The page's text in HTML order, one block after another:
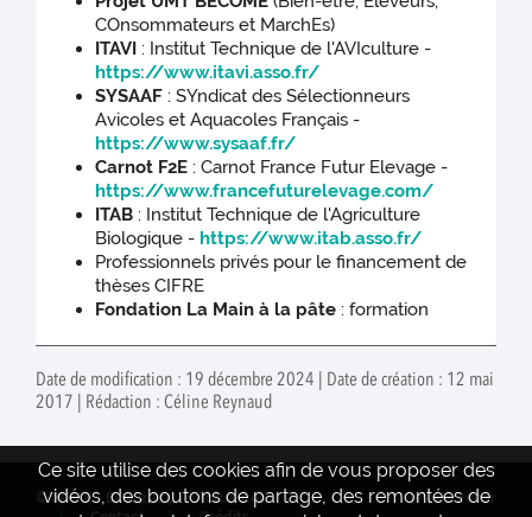
COnsommateurs et MarchEs)
ITAVI : Institut Technique de l'AVIculture -
https://www.itavi.asso.fr/
SYSAAF : SYndicat des Sélectionneurs
Avicoles et Aquacoles Français -
https://www.sysaaf.fr/
Carnot F2E : Carnot France Futur Elevage -
https://www.francefuturelevage.com/
ITAB : Institut Technique de l'Agriculture
Biologique - https://www.itab.asso.fr/
Professionnels privés pour le financement de
thèses CIFRE
Fondation La Main à la pâte : formation
Date de modification : 19 décembre 2024 | Date de création : 12 mai
2017 | Rédaction : Céline Reynaud
Ce site utilise des cookies afin de vous proposer des
vidéos, des boutons de partage, des remontées de
© INRAE - BOA 2024
Actualités
www.inrae.fr